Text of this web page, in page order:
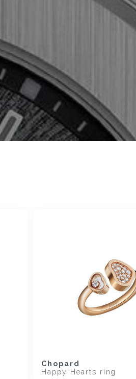
Chopard
Happy Hearts ring